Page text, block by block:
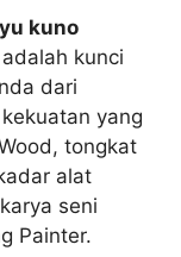
kuno
adalah kunci
dari
yang
tongkat
alat
seni
Painter.